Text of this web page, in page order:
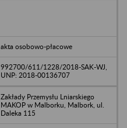
akta osobowo-płacowe
992700/611/1228/2018-SAK-WJ,
UNP: 2018-00136707
Zakłady Przemysłu Lniarskiego
MAKOP w Malborku, Malbork, ul.
Daleka 115